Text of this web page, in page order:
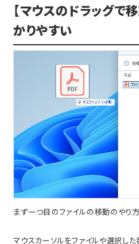
【マウスのドラッグで
かりやすい
まず一つ目のファイルの移動のやり方
マウスカーソルをファイルや選択し